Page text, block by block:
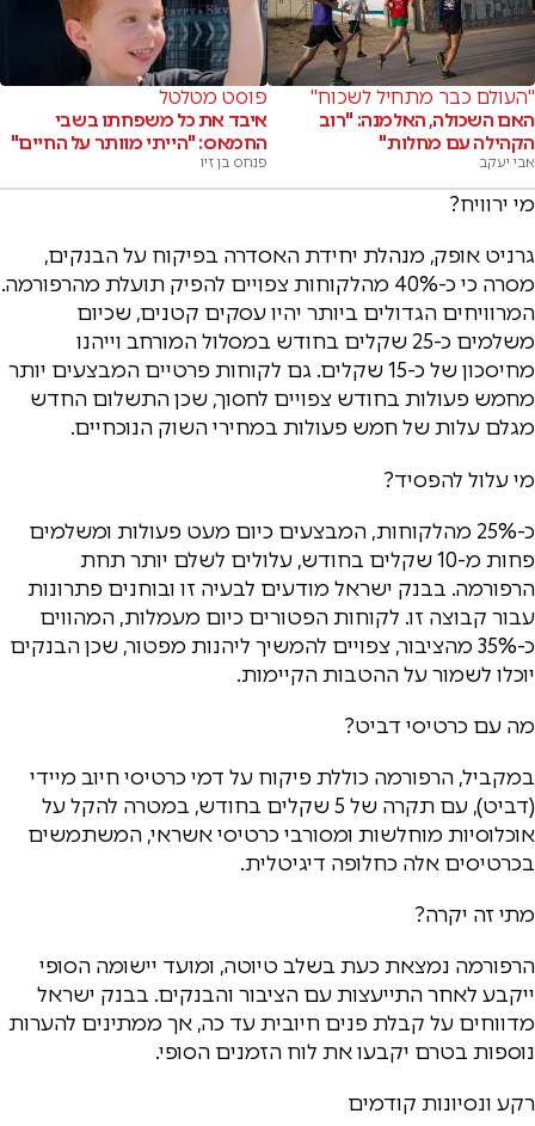
"העולם כבר מתחיל לשכוח"
האם השכולה, האלמנה: "רוב
הקהילה עם מחלות"
אבי יעקב
פוסט מטלטל
איבד את כל משפחתו בשבי
החמאס: "הייתי מוותר על החיים"
פנחס בן זיו
מי ירוויח?
גרניט אופק, מנהלת יחידת האסדרה בפיקוח על הבנקים,
מסרה כי כ-40% מהלקוחות צפויים להפיק תועלת מהרפורמה.
המרוויחים הגדולים ביותר יהיו עסקים קטנים, שכיום
משלמים כ-25 שקלים בחודש במסלול המורחב וייהנו
מחיסכון של כ-15 שקלים. גם לקוחות פרטיים המבצעים יותר
מחמש פעולות בחודש צפויים לחסוך, שכן התשלום החדש
מגלם עלות של חמש פעולות במחירי השוק הנוכחיים.
מי עלול להפסיד?
כ-25% מהלקוחות, המבצעים כיום מעט פעולות ומשלמים
פחות מ-10 שקלים בחודש, עלולים לשלם יותר תחת
הרפורמה. בבנק ישראל מודעים לבעיה זו ובוחנים פתרונות
עבור קבוצה זו. לקוחות הפטורים כיום מעמלות, המהווים
כ-35% מהציבור, צפויים להמשיך ליהנות מפטור, שכן הבנקים
יוכלו לשמור על ההטבות הקיימות.
מה עם כרטיסי דביט?
במקביל, הרפורמה כוללת פיקוח על דמי כרטיסי חיוב מיידי
(דביט), עם תקרה של 5 שקלים בחודש, במטרה להקל על
אוכלוסיות מוחלשות ומסורבי כרטיסי אשראי, המשתמשים
בכרטיסים אלה כחלופה דיגיטלית.
מתי זה יקרה?
הרפורמה נמצאת כעת בשלב טיוטה, ומועד יישומה הסופי
ייקבע לאחר התייעצות עם הציבור והבנקים. בבנק ישראל
מדווחים על קבלת פנים חיובית עד כה, אך ממתינים להערות
נוספות בטרם יקבעו את לוח הזמנים הסופי.
רקע ונסיונות קודמים